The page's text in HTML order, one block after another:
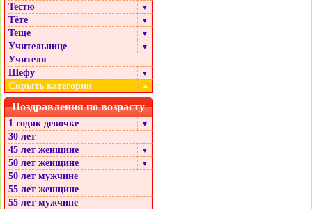
Тестю ▼
Тёте ▼
Теще ▼
Учительнице ▼
Учителя
Шефу
▼
Скрыть категории ▲
Поздравления по возрасту
1 годик девочке ▼
30 лет
45 лет женщине
▼
50 лет женщине ▼
50 лет мужчине
55 лет женщине
55 лет мужчине